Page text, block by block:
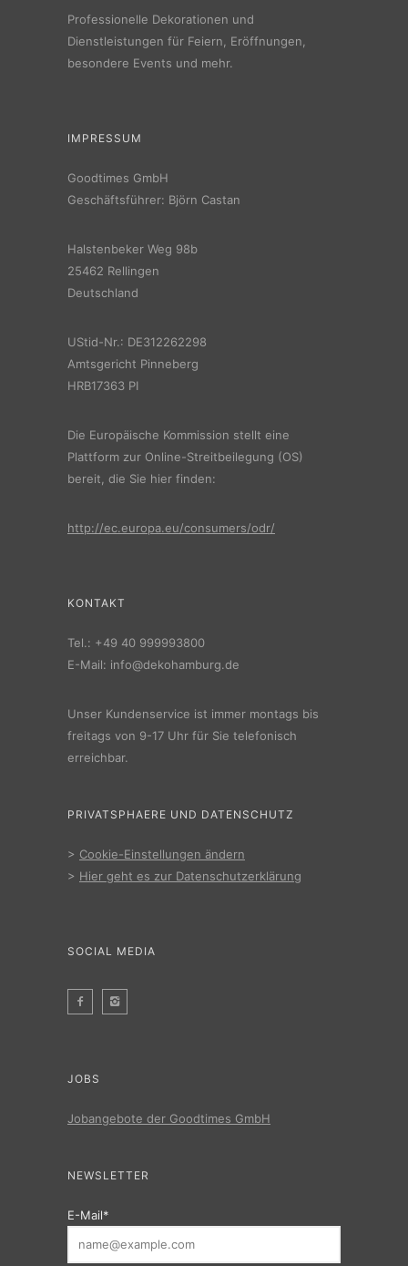
Professionelle Dekorationen und
Dienstleistungen für Feiern, Eröffnungen,
besondere Events und mehr.
IMPRESSUM
Goodtimes GmbH
Geschäftsführer: Björn Castan
Halstenbeker Weg 98b
25462 Rellingen
Deutschland
UStid-Nr.: DE312262298
Amtsgericht Pinneberg
HRB17363 PI
Die Europäische Kommission stellt eine
Plattform zur Online-Streitbeilegung (OS)
bereit, die Sie hier finden:
http://ec.europa.eu/consumers/odr/
KONTAKT
Tel.: +49 40 999993800
E-Mail: info@dekohamburg.de
Unser Kundenservice ist immer montags bis
freitags von 9-17 Uhr für Sie telefonisch
erreichbar.
PRIVATSPHAERE UND DATENSCHUTZ
> Cookie-Einstellungen ändern
> Hier geht es zur Datenschutzerklärung
SOCIAL MEDIA
JOBS
Jobangebote der Goodtimes GmbH
NEWSLETTER
E-Mail*